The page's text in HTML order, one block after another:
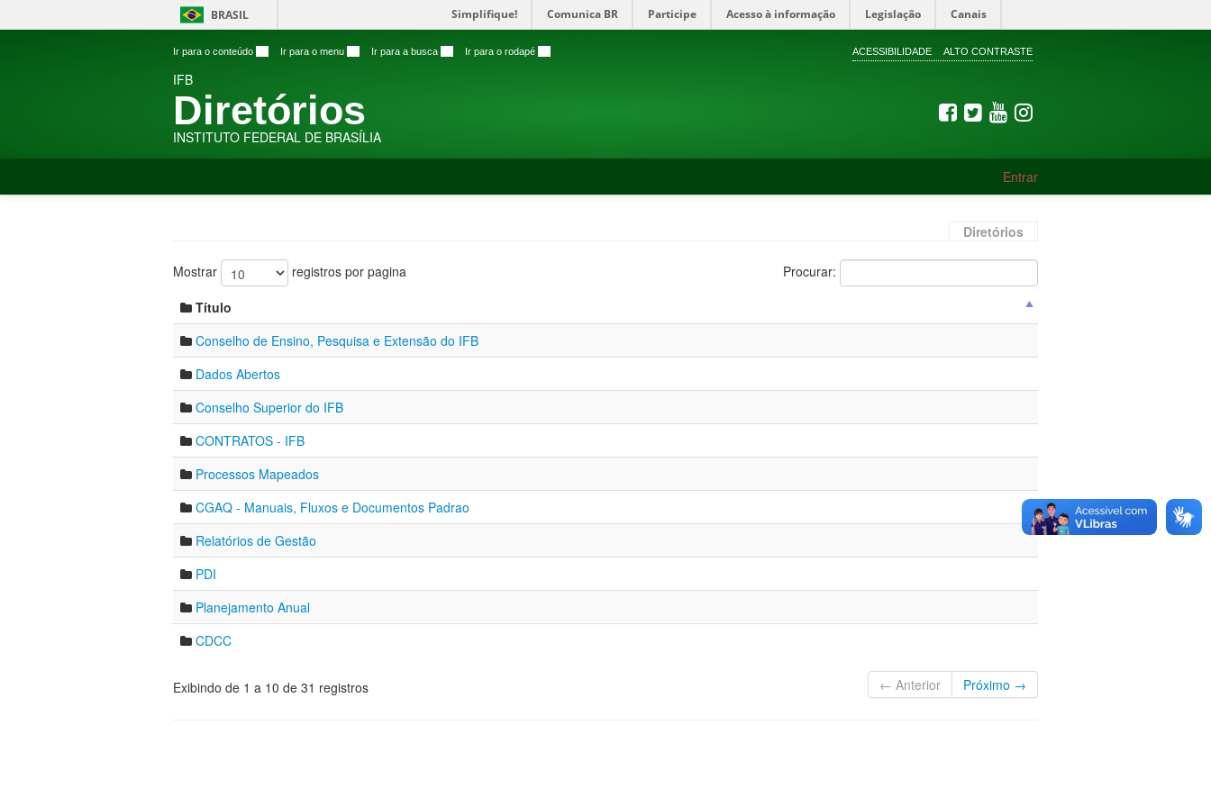
BRASIL Simplifique! Comunica BR Participe Acesso à informação Legislação Canais
Ir para o conteúdo Ir para o menu Ir para a busca Ir para o rodapé ACESSIBILIDADE ALTO CONTRASTE
IFB
Diretórios
INSTITUTO FEDERAL DE BRASÍLIA
Entrar
Diretórios
Mostrar registros por pagina Procurar:
Título
Conselho de Ensino, Pesquisa e Extensão do IFB
Dados Abertos
Conselho Superior do IFB
CONTRATOS - IFB
Processos Mapeados
CGAQ - Manuais, Fluxos e Documentos Padrao
Relatórios de Gestão
PDI
Planejamento Anual
CDCC
Exibindo de 1 a 10 de 31 registros ← Anterior Próximo →